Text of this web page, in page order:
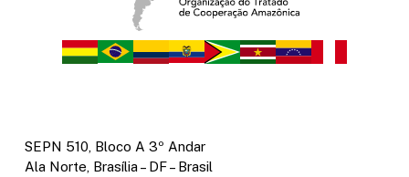
SEPN 510, Bloco A 3º Andar
Ala Norte, Brasília – DF – Brasil